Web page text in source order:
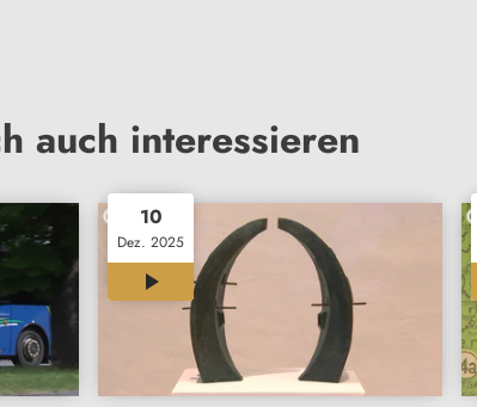
auch interessieren
10
Dez. 2025